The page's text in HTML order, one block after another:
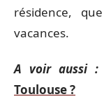
résidence,
vacances.
A voir aussi :
Toulouse ?